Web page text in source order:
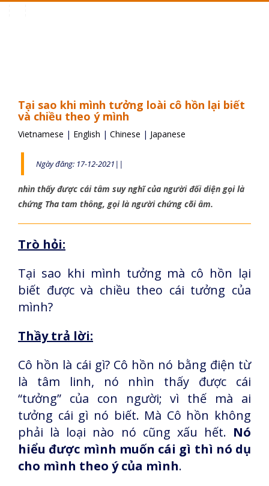
Tại sao khi mình tưởng loài cô hồn lại biết
và chiều theo ý mình
Vietnamese | English | Chinese | Japanese
Ngày đăng: 17-12-2021||
nhìn thấy được cái tâm suy nghĩ của người đối diện gọi là
chứng Tha tam thông, gọi là người chứng cõi âm.
Trò hỏi:
Tại sao khi mình tưởng mà cô hồn lại
biết được và chiều theo cái tưởng của
mình?
Thầy trả lời:
Cô hồn là cái gì? Cô hồn nó bằng điện từ
là tâm linh, nó nhìn thấy được cái
“tưởng” của con người; vì thế mà ai
tưởng cái gì nó biết. Mà Cô hồn không
phải là loại nào nó cũng xấu hết. Nó
hiểu được mình muốn cái gì thì nó dụ
cho mình theo ý của mình.